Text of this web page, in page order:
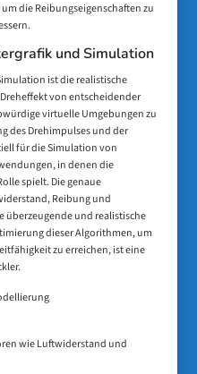
die Reibungseigenschaften zu
und Simulation
ist die realistische
von entscheidender
virtuelle Umgebungen zu
des Drehimpulses und der
für die Simulation von
in denen die
spielt. Die genaue
Reibung und
überzeugende und realistische
dieser Algorithmen, um
zu erreichen, ist eine
wie Luftwiderstand und